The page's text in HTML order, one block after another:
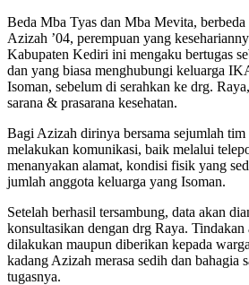
Beda Mba Tyas dan Mba Mevita,
Azizah ’04, perempuan yang
Kabupaten Kediri ini mengaku bertugas
dan yang biasa menghubungi keluarga
Isoman, sebelum di serahkan ke drg.
sarana & prasarana kesehatan.
Bagi Azizah dirinya bersama sejumlah
melakukan komunikasi, baik melalui
menanyakan alamat, kondisi fisik yang
jumlah anggota keluarga yang Isoman.
Setelah berhasil tersambung, data akan
konsultasikan dengan drg Raya. Tindakan
dilakukan maupun diberikan kepada
kadang Azizah merasa sedih dan bahagia
tugasnya.